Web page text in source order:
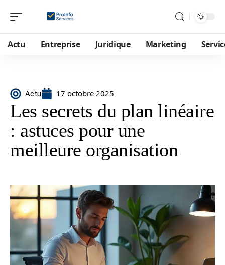
Actu Entreprise Juridique Marketing
Actu 17 octobre 2025
Les secrets du plan linéaire
: astuces pour une
meilleure organisation